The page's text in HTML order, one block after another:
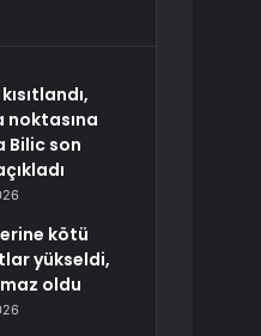
noktasına
Bilic son
kötü
yükseldi,
oldu